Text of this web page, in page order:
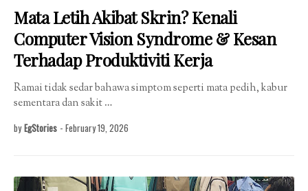
Mata Letih Akibat Skrin? Kenali
Computer Vision Syndrome & Kesan
Terhadap Produktiviti Kerja
Ramai tidak sedar bahawa simptom seperti mata pedih, kabur
sementara dan sakit …
by EgStories - February 19, 2026